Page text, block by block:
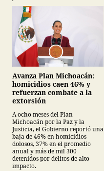
Avanza Plan Michoacán:
homicidios caen 46% y
refuerzan combate a la
extorsión
A ocho meses del Plan
Michoacán por la Paz y la
Justicia, el Gobierno reportó una
baja de 46% en homicidios
dolosos, 37% en el promedio
anual y más de mil 300
detenidos por delitos de alto
impacto.